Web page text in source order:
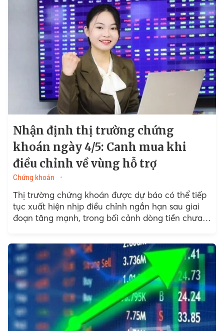
Nhận định thị trường chứng
khoán ngày 4/5: Canh mua khi
điều chỉnh về vùng hỗ trợ
Chứng khoán
Thị trường chứng khoán được dự báo có thể tiếp
tục xuất hiện nhịp điều chỉnh ngắn hạn sau giai
đoạn tăng mạnh, trong bối cảnh dòng tiền chưa